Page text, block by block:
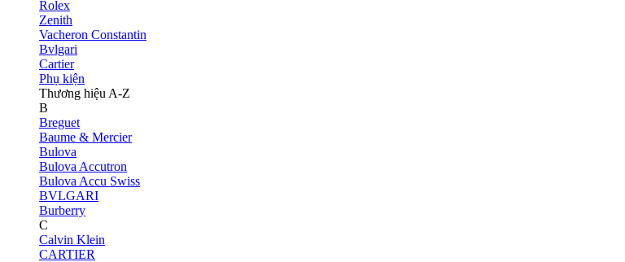
Rolex
Zenith
Vacheron Constantin
Bvlgari
Cartier
Phụ kiện
Thương hiệu A-Z
B
Breguet
Baume & Mercier
Bulova
Bulova Accutron
Bulova Accu Swiss
BVLGARI
Burberry
C
Calvin Klein
CARTIER